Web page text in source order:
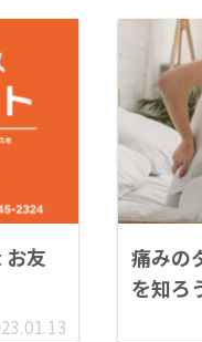
お友
痛みの
を知ろ